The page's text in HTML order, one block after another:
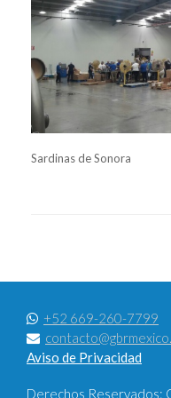
Sardinas de Sonora
+52 669-260-7799
Aviso de Privacidad
Derechos Reservados: